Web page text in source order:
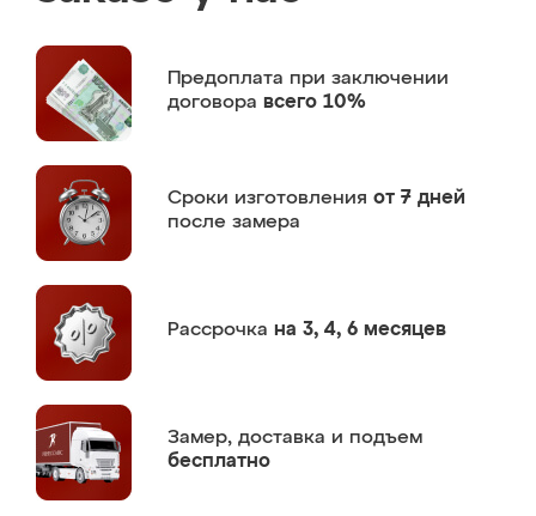
Предоплата при заключении
договора всего 10%
Сроки изготовления от 7 дней
после замера
Рассрочка на 3, 4, 6 месяцев
Замер, доставка и подъем
бесплатно